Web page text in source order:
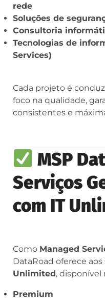
rede
Soluções de
Consultoria
Tecnologias de
Services)
Cada projeto é
foco na qualidade,
consistentes e
MSP
Serviços
com IT
Como Managed
DataRoad oferece
Unlimited, disponível
Premium